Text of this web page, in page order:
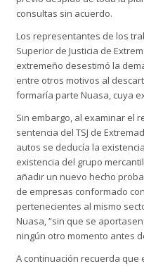
consultas sin acuerdo.
Los representantes de los
Superior de Justicia de
extremeño desestimó la
entre otros motivos al
formaría parte Nuasa, cuya
Sin embargo, al examinar el
sentencia del TSJ de
autos se deducía la
existencia del grupo
añadir un nuevo hecho
de empresas conformado
pertenecientes al mismo
Nuasa, “sin que se
ningún otro momento antes
A continuación recuerda que